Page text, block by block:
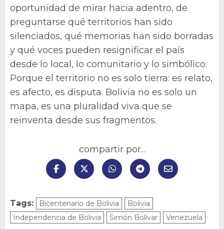
oportunidad de mirar hacia adentro, de
preguntarse qué territorios han sido
silenciados, qué memorias han sido borradas
y qué voces pueden resignificar el país
desde lo local, lo comunitario y lo simbólico.
Porque el territorio no es solo tierra: es relato,
es afecto, es disputa. Bolivia no es solo un
mapa, es una pluralidad viva que se
reinventa desde sus fragmentos.
compartir por...
Tags: Bicentenario de Bolivia
Bolivia
Independencia de Bolivia
Simón Bolívar Venezuela